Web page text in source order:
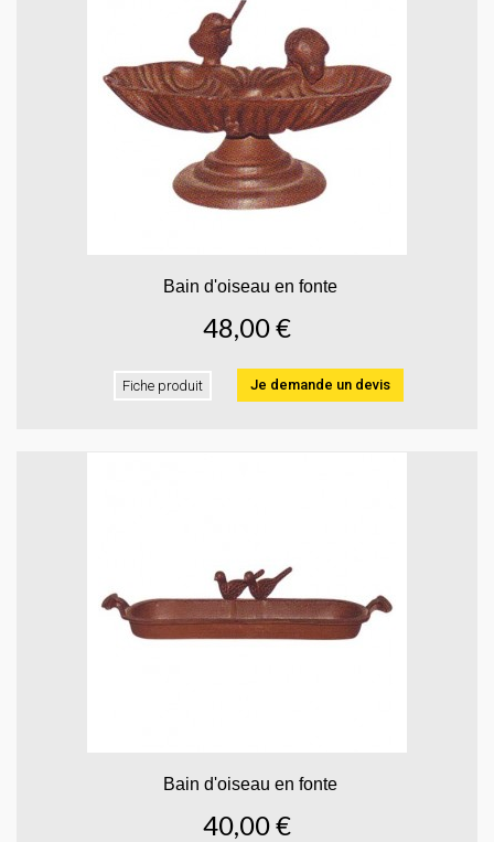
Bain d'oiseau en fonte
48,00 €
Fiche produit Je demande un devis
Bain d'oiseau en fonte
40,00 €